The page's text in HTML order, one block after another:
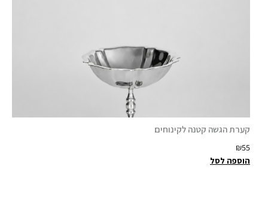
קערת הגשה קטנה לקינוחים
₪55
הוספה לסל